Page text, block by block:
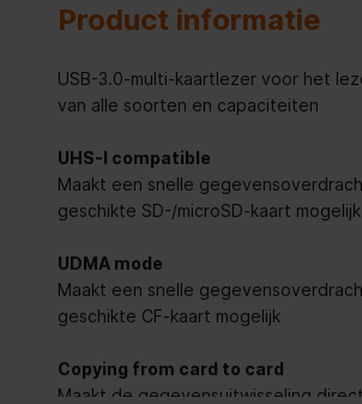
Product informatie
USB-3.0-multi-kaartlezer voor het
van alle soorten en capaciteiten
UHS-I compatible
Maakt een snelle
geschikte SD-/microSD-kaart mogelijk
UDMA mode
Maakt een snelle
geschikte CF-kaart mogelijk
Copying from card to card
Maakt de gegevensuitwisseling